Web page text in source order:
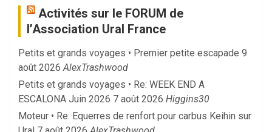
Activités sur le FORUM de
l’Association Ural France
Petits et grands voyages • Premier petite escapade 9
août 2026 AlexTrashwood
Petits et grands voyages • Re: WEEK END A
ESCALONA Juin 2026 7 août 2026 Higgins30
Moteur • Re: Equerres de renfort pour carbus Keihin sur